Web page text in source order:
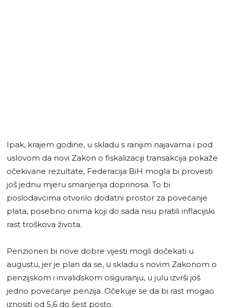
Ipak, krajem godine, u skladu s ranijim najavama i pod
uslovom da novi Zakon o fiskalizaciji transakcija pokaže
očekivane rezultate, Federacija BiH mogla bi provesti
još jednu mjeru smanjenja doprinosa. To bi
poslodavcima otvorilo dodatni prostor za povećanje
plata, posebno onima koji do sada nisu pratili inflacijski
rast troškova života.
Penzioneri bi nove dobre vijesti mogli dočekati u
augustu, jer je plan da se, u skladu s novim Zakonom o
penzijskom i invalidskom osiguranju, u julu izvrši još
jedno povećanje penzija. Očekuje se da bi rast mogao
iznositi od 5,6 do šest posto.